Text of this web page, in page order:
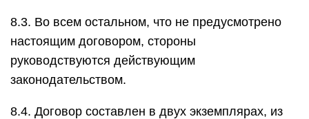
8.3. Во всем остальном, что не предусмотрено
настоящим договором, стороны
руководствуются действующим
законодательством.
8.4. Договор составлен в двух экземплярах, из